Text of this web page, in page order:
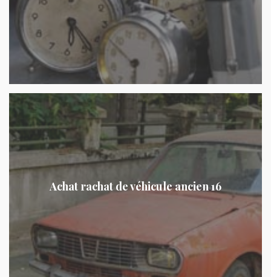
Achat rachat de véhicule ancien 16